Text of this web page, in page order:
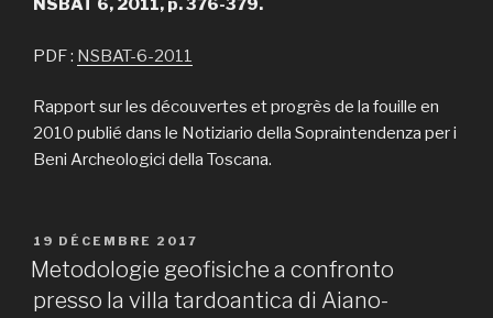
NSBAT 6, 2011, p. 376-379.
PDF : NSBAT-6-2011
Rapport sur les découvertes et progrès de la fouille en
2010 publié dans le Notiziario della Sopraintendenza per i
Beni Archeologici della Toscana.
PUBLIÉ
LE
19 DÉCEMBRE 2017
Metodologie geofisiche a confronto
presso la villa tardoantica di Aiano-